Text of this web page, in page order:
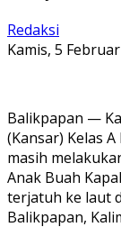
Redaksi
Kamis, 5
Balikpapan —
(Kansar) Kelas
masih
Anak Buah
terjatuh ke laut
Balikpapan,